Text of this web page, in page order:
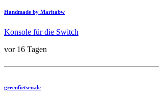
Handmade by Maritabw
Konsole für die Switch
vor 16 Tagen
greenfietsen.de